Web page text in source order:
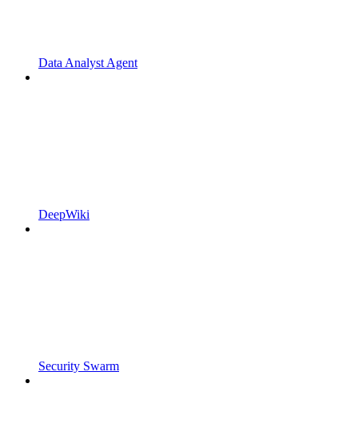
Data Analyst Agent
DeepWiki
Security Swarm